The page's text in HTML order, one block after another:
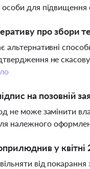
для
про збори
альтернативні
не
на позовній
може замінити
належного
у квітні
від покарання